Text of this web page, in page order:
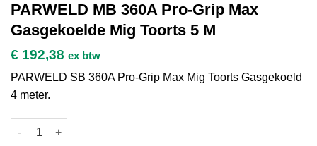
PARWELD MB 360A Pro-Grip Max
Gasgekoelde Mig Toorts 5 M
€ 192,38 ex btw
PARWELD SB 360A Pro-Grip Max Mig Toorts Gasgekoeld
4 meter.
PARWELD MB 360A Pro-Grip Max Gasgekoelde Mig Toorts 5 M